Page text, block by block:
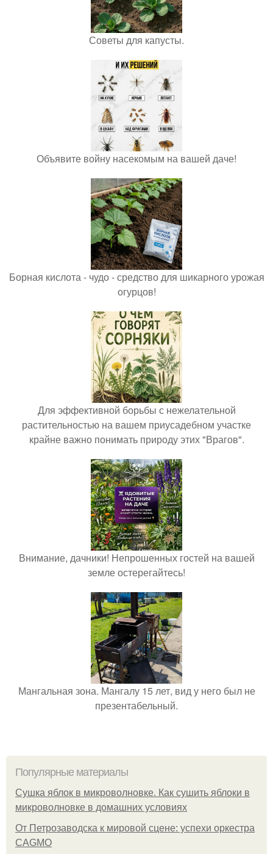
Советы для капусты.
Объявите войну насекомым на вашей даче!
Борная кислота - чудо - средство для шикарного урожая
огурцов!
Для эффективной борьбы с нежелательной
растительностью на вашем приусадебном участке
крайне важно понимать природу этих "Врагов".
Внимание, дачники! Непрошенных гостей на вашей
земле остерегайтесь!
Мангальная зона. Мангалу 15 лет, вид у него был не
презентабельный.
Популярные материалы
Сушка яблок в микроволновке. Как сушить яблоки в
микроволновке в домашних условиях
От Петрозаводска к мировой сцене: успехи оркестра
CAGMO